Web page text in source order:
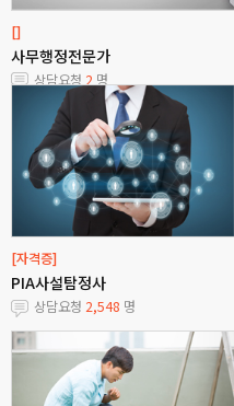
[]
사무행정전문가
상담요청 2 명
[자격증]
PIA사설탐정사
상담요청 2,548 명